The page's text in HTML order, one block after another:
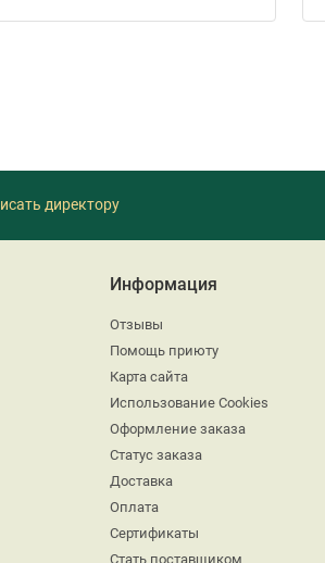
директору
Информация
Отзывы
Помощь приюту
Карта сайта
Использование Cookies
Оформление заказа
Статус заказа
Доставка
Оплата
Сертификаты
Стать поставщиком